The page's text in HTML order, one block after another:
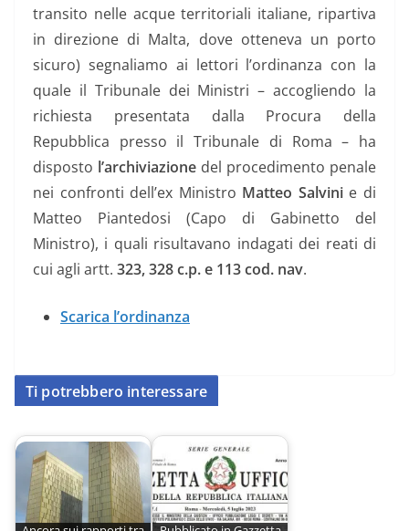
transito nelle acque territoriali italiane, ripartiva
in direzione di Malta, dove otteneva un porto
sicuro) segnaliamo ai lettori l’ordinanza con la
quale il Tribunale dei Ministri – accogliendo la
richiesta presentata dalla Procura della
Repubblica presso il Tribunale di Roma – ha
disposto l’archiviazione del procedimento penale
nei confronti dell’ex Ministro Matteo Salvinie di
Matteo Piantedosi (Capo di Gabinetto del
Ministro), i quali risultavano indagati dei reati di
cui agli artt. 323, 328 c.p. e 113 cod. nav.
Scarica l’ordinanza
Ti potrebbero interessare